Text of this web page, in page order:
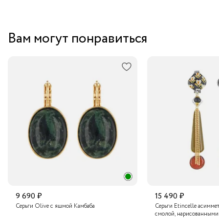
Вам могут понравиться
9 690 ₽
Серьги Olive с яшмой Камбаба
15 490 ₽
Серьги Etincelle
смолой,